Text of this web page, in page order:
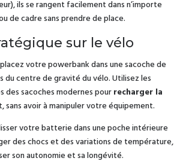
ils se rangent facilement dans n’importe
de cadre sans prendre de place.
sur le vélo
votre powerbank dans une sacoche de
centre de gravité du vélo. Utilisez les
des sacoches modernes pourrecharger la
sans avoir à manipuler votre équipement.
votre batterie dans une poche intérieure
des chocs et des variations de température,
son autonomie et sa longévité.